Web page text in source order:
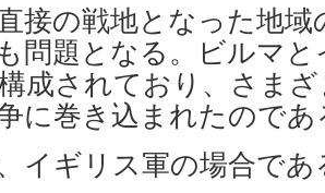
接の戦地となった地域
問題となる。ビルマ
成されており、さま
に巻き込まれたのであ
イギリス軍の場合であ